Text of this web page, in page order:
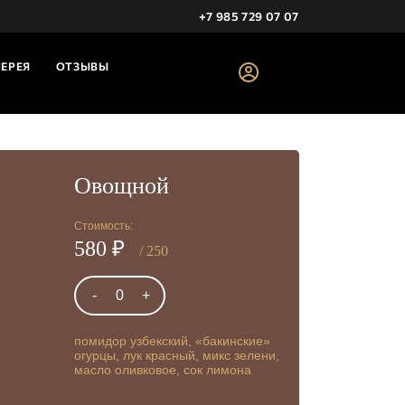
+7 985 729 07 07
ОТЗЫВЫ
Овощной
Стоимость:
580 ₽ / 250
- 0 +
помидор узбекский, «бакинские»
огурцы, лук красный, микс зелени,
масло оливковое, сок лимона